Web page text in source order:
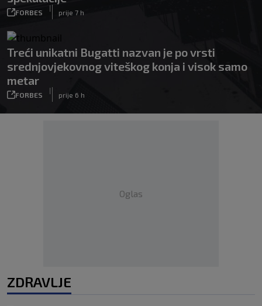
FORBES
|
prije 7 h
Treći unikatni Bugatti nazvan je po vrsti
srednjovjekovnog viteškog konja i visok samo
metar
FORBES
|
prije 6 h
Oglas
ZDRAVLJE